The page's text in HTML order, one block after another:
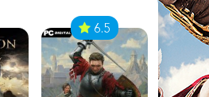
6.5